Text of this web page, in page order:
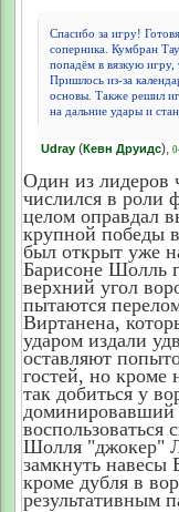
Спасибо за игру!
соперника. Кумбран
попадём в вязкую игру,
Пришлось из-за
основы. Также решил
на дальние удары и
Udray(Кевн Друидс),
Один из лидеров
числился в роли
целом оправдал
крупной победы
был открыт уже
Барисоне Шолль
верхний угол
пытаются
Виртанена,
ударом издали
оставляют
гостей, но кроме
так добиться у
Шолля "джокер"
замкнуть навесы
кроме дубля в
результативным